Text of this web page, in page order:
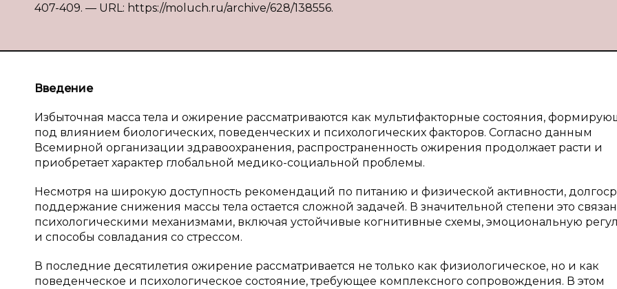
407-409. — URL: https://moluch.ru/archive/628/138556.
Введение
Избыточная масса тела и ожирение рассматриваются как мультифакторные состояния,
под влиянием биологических, поведенческих и психологических факторов. Согласно данным
Всемирной организации здравоохранения, распространенность ожирения продолжает расти и
приобретает характер глобальной медико-социальной проблемы.
Несмотря на широкую доступность рекомендаций по питанию и физической активности,
поддержание снижения массы тела остается сложной задачей. В значительной степени это
психологическими механизмами, включая устойчивые когнитивные схемы, эмоциональную
и способы совладания со стрессом.
В последние десятилетия ожирение рассматривается не только как физиологическое, но и как
поведенческое и психологическое состояние, требующее комплексного сопровождения. В этом